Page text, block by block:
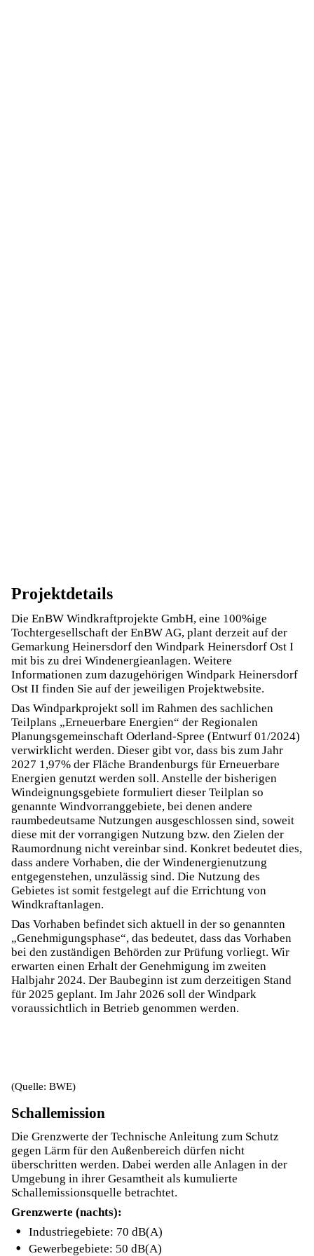
Projektdetails
Die EnBW Windkraftprojekte GmbH, eine 100%ige
Tochtergesellschaft der EnBW AG, plant derzeit auf der
Gemarkung Heinersdorf den Windpark Heinersdorf Ost I
mit bis zu drei Windenergieanlagen. Weitere
Informationen zum dazugehörigen Windpark Heinersdorf
Ost II finden Sie auf der jeweiligen Projektwebsite.
Das Windparkprojekt soll im Rahmen des sachlichen
Teilplans „Erneuerbare Energien“ der Regionalen
Planungsgemeinschaft Oderland-Spree (Entwurf 01/2024)
verwirklicht werden. Dieser gibt vor, dass bis zum Jahr
2027 1,97% der Fläche Brandenburgs für Erneuerbare
Energien genutzt werden soll. Anstelle der bisherigen
Windeignungsgebiete formuliert dieser Teilplan so
genannte Windvorranggebiete, bei denen andere
raumbedeutsame Nutzungen ausgeschlossen sind, soweit
diese mit der vorrangigen Nutzung bzw. den Zielen der
Raumordnung nicht vereinbar sind. Konkret bedeutet dies,
dass andere Vorhaben, die der Windenergienutzung
entgegenstehen, unzulässig sind. Die Nutzung des
Gebietes ist somit festgelegt auf die Errichtung von
Windkraftanlagen.
Das Vorhaben befindet sich aktuell in der so genannten
„Genehmigungsphase“, das bedeutet, dass das Vorhaben
bei den zuständigen Behörden zur Prüfung vorliegt. Wir
erwarten einen Erhalt der Genehmigung im zweiten
Halbjahr 2024. Der Baubeginn ist zum derzeitigen Stand
für 2025 geplant. Im Jahr 2026 soll der Windpark
voraussichtlich in Betrieb genommen werden.
(Quelle: BWE)
Schallemission
Die Grenzwerte der Technische Anleitung zum Schutz
gegen Lärm für den Außenbereich dürfen nicht
überschritten werden. Dabei werden alle Anlagen in der
Umgebung in ihrer Gesamtheit als kumulierte
Schallemissionsquelle betrachtet.
Grenzwerte (nachts):
Industriegebiete: 70 dB(A)
Gewerbegebiete: 50 dB(A)